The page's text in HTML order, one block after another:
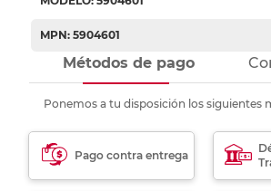
MPN: 5904601
Métodos de pago
Ponemos a tu disposición los siguientes
Pago contra entrega